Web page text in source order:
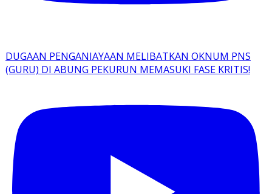
DUGAAN PENGANIAYAAN MELIBATKAN OKNUM PNS
(GURU) DI ABUNG PEKURUN MEMASUKI FASE KRITIS!